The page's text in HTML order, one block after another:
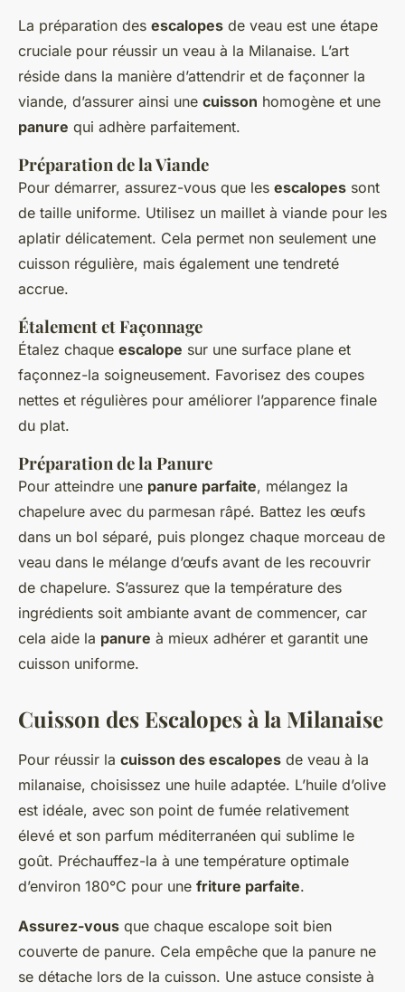
La préparation des escalopes de veau est une étape
cruciale pour réussir un veau à la Milanaise. L’art
réside dans la manière d’attendrir et de façonner la
viande, d’assurer ainsi une cuisson homogène et une
panure qui adhère parfaitement.
Préparation de la Viande
Pour démarrer, assurez-vous que les escalopes sont
de taille uniforme. Utilisez un maillet à viande pour les
aplatir délicatement. Cela permet non seulement une
cuisson régulière, mais également une tendreté
accrue.
Étalement et Façonnage
Étalez chaque escalope sur une surface plane et
façonnez-la soigneusement. Favorisez des coupes
nettes et régulières pour améliorer l’apparence finale
du plat.
Préparation de la Panure
Pour atteindre une panure parfaite, mélangez la
chapelure avec du parmesan râpé. Battez les œufs
dans un bol séparé, puis plongez chaque morceau de
veau dans le mélange d’œufs avant de les recouvrir
de chapelure. S’assurez que la température des
ingrédients soit ambiante avant de commencer, car
cela aide la panure à mieux adhérer et garantit une
cuisson uniforme.
Cuisson des Escalopes à la Milanaise
Pour réussir la cuisson des escalopes de veau à la
milanaise, choisissez une huile adaptée. L’huile d’olive
est idéale, avec son point de fumée relativement
élevé et son parfum méditerranéen qui sublime le
goût. Préchauffez-la à une température optimale
d’environ 180°C pour une friture parfaite.
Assurez-vous que chaque escalope soit bien
couverte de panure. Cela empêche que la panure ne
se détache lors de la cuisson. Une astuce consiste à